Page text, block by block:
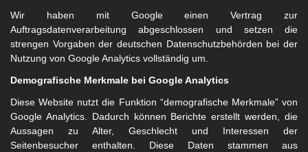
Wir haben mit Google einen Vertrag zur
Auftragsdatenverarbeitung abgeschlossen und setzen die
strengen Vorgaben der deutschen Datenschutzbehörden bei der
Nutzung von Google Analytics vollständig um.
Demografische Merkmale bei Google Analytics
Diese Website nutzt die Funktion “demografische Merkmale” von
Google Analytics. Dadurch können Berichte erstellt werden, die
Aussagen zu Alter, Geschlecht und Interessen der
Seitenbesucher enthalten. Diese Daten stammen aus